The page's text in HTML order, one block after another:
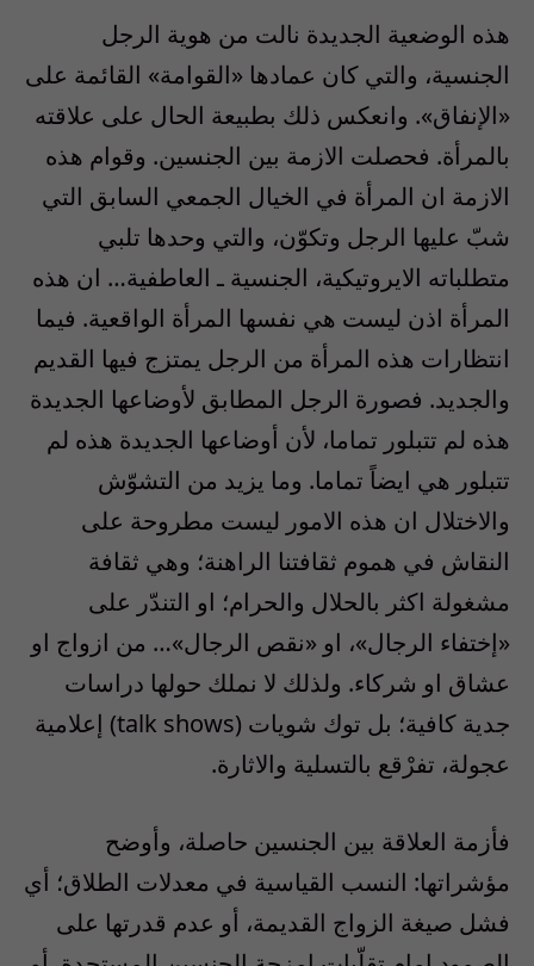
هذه الوضعية الجديدة نالت من هوية الرجل
الجنسية، والتي كان عمادها «القوامة» القائمة على
«الإنفاق». وانعكس ذلك بطبيعة الحال على علاقته
بالمرأة. فحصلت الازمة بين الجنسين. وقوام هذه
الازمة ان المرأة في الخيال الجمعي السابق التي
شبّ عليها الرجل وتكوّن، والتي وحدها تلبي
متطلباته الايروتيكية، الجنسية ـ العاطفية… ان هذه
المرأة اذن ليست هي نفسها المرأة الواقعية. فيما
انتظارات هذه المرأة من الرجل يمتزج فيها القديم
والجديد. فصورة الرجل المطابق لأوضاعها الجديدة
هذه لم تتبلور تماما، لأن أوضاعها الجديدة هذه لم
تتبلور هي ايضاً تماما. وما يزيد من التشوّش
والاختلال ان هذه الامور ليست مطروحة على
النقاش في هموم ثقافتنا الراهنة؛ وهي ثقافة
مشغولة اكثر بالحلال والحرام؛ او التندّر على
«إختفاء الرجال»، او «نقص الرجال»… من ازواج او
عشاق او شركاء. ولذلك لا نملك حولها دراسات
جدية كافية؛ بل توك شويات (talk shows) إعلامية
عجولة، تفرْقع بالتسلية والاثارة.
فأزمة العلاقة بين الجنسين حاصلة، وأوضح
مؤشراتها: النسب القياسية في معدلات الطلاق؛ أي
فشل صيغة الزواج القديمة، أو عدم قدرتها على